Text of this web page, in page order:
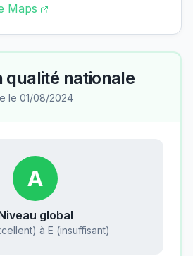
Maps
qualité nationale
le 01/08/2024
A
global
à E (insuffisant)